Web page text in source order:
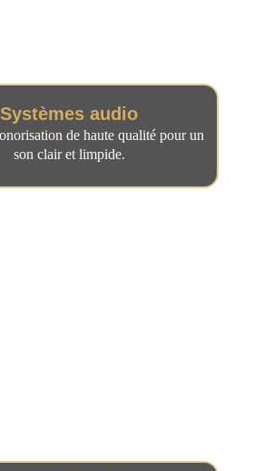
Systèmes audio
de haute qualité pour un
son clair et limpide.